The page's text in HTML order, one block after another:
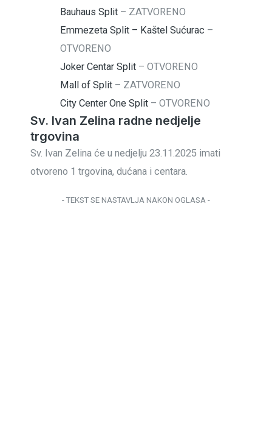
Bauhaus Split – ZATVORENO
Emmezeta Split – Kaštel Sućurac –
OTVORENO
Joker Centar Split –OTVORENO
Mall of Split – ZATVORENO
City Center One Split –OTVORENO
Sv. Ivan Zelina radne nedjelje
trgovina
Sv. Ivan Zelina će u nedjelju 23.11.2025 imati
otvoreno 1 trgovina, dućana i centara.
- TEKST SE NASTAVLJA NAKON OGLASA -